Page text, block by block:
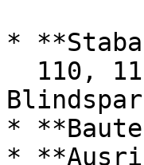
*
*
*